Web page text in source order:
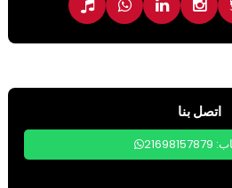
اتصل بنا